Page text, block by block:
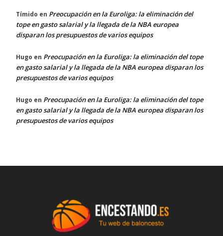
Tímido en Preocupación en la Euroliga: la eliminación del
tope en gasto salarial y la llegada de la NBA europea
disparan los presupuestos de varios equipos
Hugo en Preocupación en la Euroliga: la eliminación del tope
en gasto salarial y la llegada de la NBA europea disparan los
presupuestos de varios equipos
Hugo en Preocupación en la Euroliga: la eliminación del tope
en gasto salarial y la llegada de la NBA europea disparan los
presupuestos de varios equipos